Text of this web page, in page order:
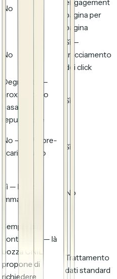
No
engagement
pagina per
pagina
No
Sì —
tracciamento
dei click
Degradato —
proxy, blocco
basato sulla
reputazione
Sì
No — MPP pre-
scarica tutto
Sì
Sì — blocco
immagini
No
Sempre più
contestato — là
bozza CNIL
propone di
richiedere
Trattamento
dati standard